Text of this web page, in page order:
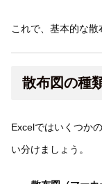
これで、基本的な散
散布図の種
Excelではいくつか
い分けましょう。